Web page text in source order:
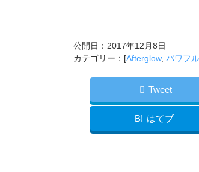
公開日： 2017年12月8日
カテゴリー：[Afterglow, パワフル
Tweet
B! はてブ